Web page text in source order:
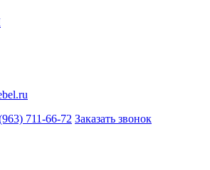
711-66-72 Заказать звонок